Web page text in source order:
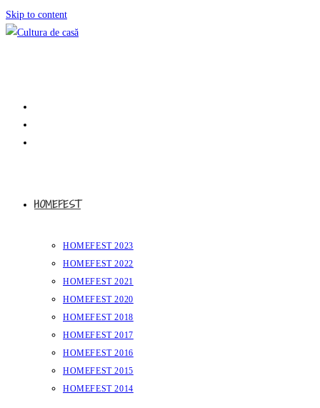
Skip to content
HOMEFEST
HOMEFEST 2023
HOMEFEST 2022
HOMEFEST 2021
HOMEFEST 2020
HOMEFEST 2018
HOMEFEST 2017
HOMEFEST 2016
HOMEFEST 2015
HOMEFEST 2014